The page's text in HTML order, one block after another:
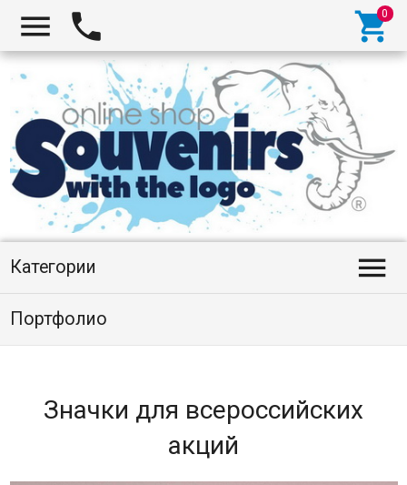
  
Категории 
Портфолио
Значки для всероссийских
акций